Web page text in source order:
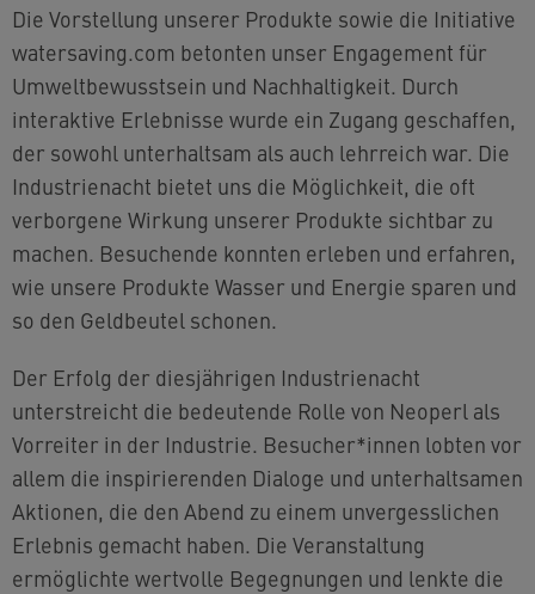
Die Vorstellung unserer Produkte sowie die Initiative
watersaving.com betonten unser Engagement für
Umweltbewusstsein und Nachhaltigkeit. Durch
interaktive Erlebnisse wurde ein Zugang geschaffen,
der sowohl unterhaltsam als auch lehrreich war. Die
Industrienacht bietet uns die Möglichkeit, die oft
verborgene Wirkung unserer Produkte sichtbar zu
machen. Besuchende konnten erleben und erfahren,
wie unsere Produkte Wasser und Energie sparen und
so den Geldbeutel schonen.
Der Erfolg der diesjährigen Industrienacht
unterstreicht die bedeutende Rolle von Neoperl als
Vorreiter in der Industrie. Besucher*innen lobten vor
allem die inspirierenden Dialoge und unterhaltsamen
Aktionen, die den Abend zu einem unvergesslichen
Erlebnis gemacht haben. Die Veranstaltung
ermöglichte wertvolle Begegnungen und lenkte die